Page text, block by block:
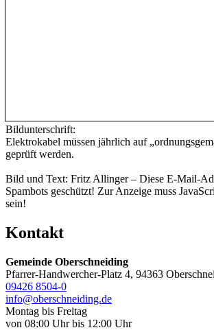
Bildunterschrift:
Elektrokabel müssen jährlich auf
geprüft werden.
Bild und Text: Fritz Allinger – Diese E-Mail-
Spambots geschützt! Zur Anzeige muss
sein!
Kontakt
Gemeinde Oberschneiding
Pfarrer-Handwercher-Platz 4, 94363
09426 8504-0
info@oberschneiding.de
Montag bis Freitag
von 08:00 Uhr bis 12:00 Uhr